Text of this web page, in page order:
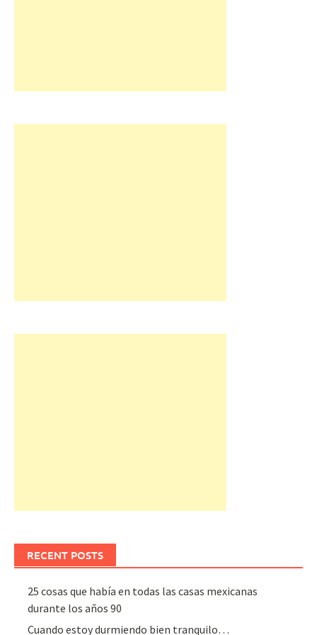
RECENT POSTS
25 cosas que había en todas las casas mexicanas
durante los años 90
Cuando estoy durmiendo bien tranquilo…